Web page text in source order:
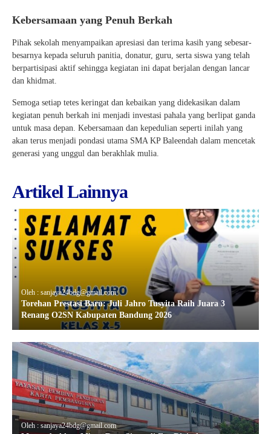
Kebersamaan yang Penuh Berkah
Pihak sekolah menyampaikan apresiasi dan terima kasih yang sebesar-
besarnya kepada seluruh panitia, donatur, guru, serta siswa yang telah
berpartisipasi aktif sehingga kegiatan ini dapat berjalan dengan lancar
dan khidmat.
Semoga setiap tetes keringat dan kebaikan yang didekasikan dalam
kegiatan penuh berkah ini menjadi investasi pahala yang berlipat ganda
untuk masa depan. Kebersamaan dan kepedulian seperti inilah yang
akan terus menjadi pondasi utama SMA KP Baleendah dalam mencetak
generasi yang unggul dan berakhlak mulia.
Artikel Lainnya
Oleh : sanjaya24bdg@gmail.com
Torehan Prestasi Baru: Juli Jahro Tusyita Raih Juara 3
Renang O2SN Kabupaten Bandung 2026
Oleh : sanjaya24bdg@gmail.com